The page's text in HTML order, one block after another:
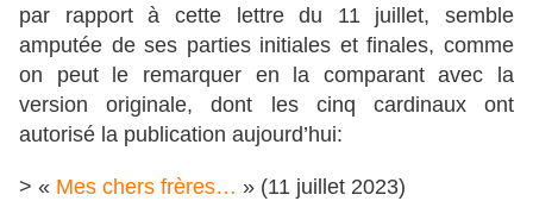
par rapport à cette lettre du 11 juillet, semble
amputée de ses parties initiales et finales, comme
on peut le remarquer en la comparant avec la
version originale, dont les cinq cardinaux ont
autorisé la publication aujourd’hui:
> « Mes chers frères… » (11 juillet 2023)